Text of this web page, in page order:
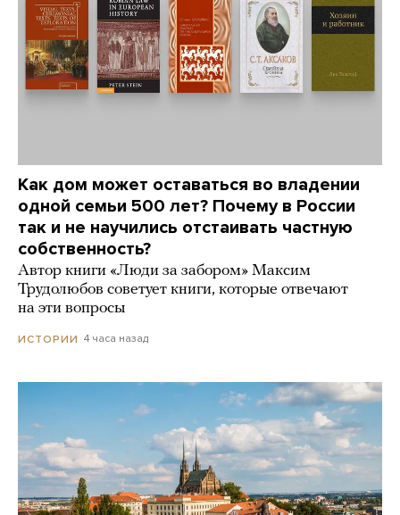
Как дом может оставаться во владении
одной семьи 500 лет? Почему в России
так и не научились отстаивать частную
собственность?
Автор книги «Люди за забором» Максим
Трудолюбов советует книги, которые отвечают
на эти вопросы
ИСТОРИИ 4 часа назад